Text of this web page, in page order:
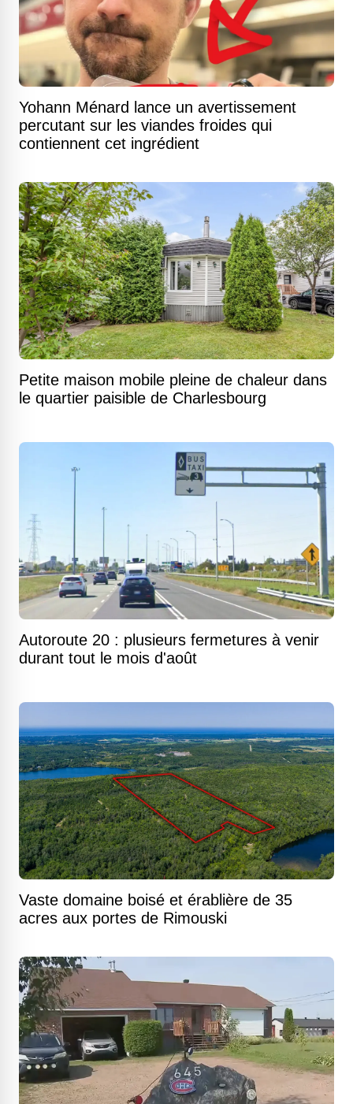
Yohann Ménard lance un avertissement
percutant sur les viandes froides qui
contiennent cet ingrédient
Petite maison mobile pleine de chaleur dans
le quartier paisible de Charlesbourg
Autoroute 20 : plusieurs fermetures à venir
durant tout le mois d'août
Vaste domaine boisé et érablière de 35
acres aux portes de Rimouski